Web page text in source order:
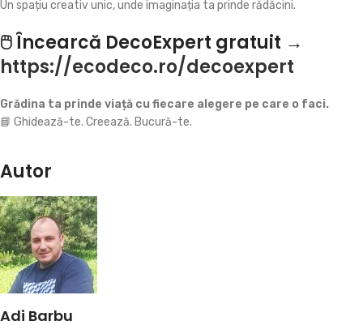
Un spațiu creativ unic, unde imaginația ta prinde rădăcini.
🖱️ Încearcă DecoExpert gratuit →
https://ecodeco.ro/decoexpert
Grădina ta prinde viață cu fiecare alegere pe care o faci.
📘 Ghidează-te. Creează. Bucură-te.
Autor
Adi Barbu